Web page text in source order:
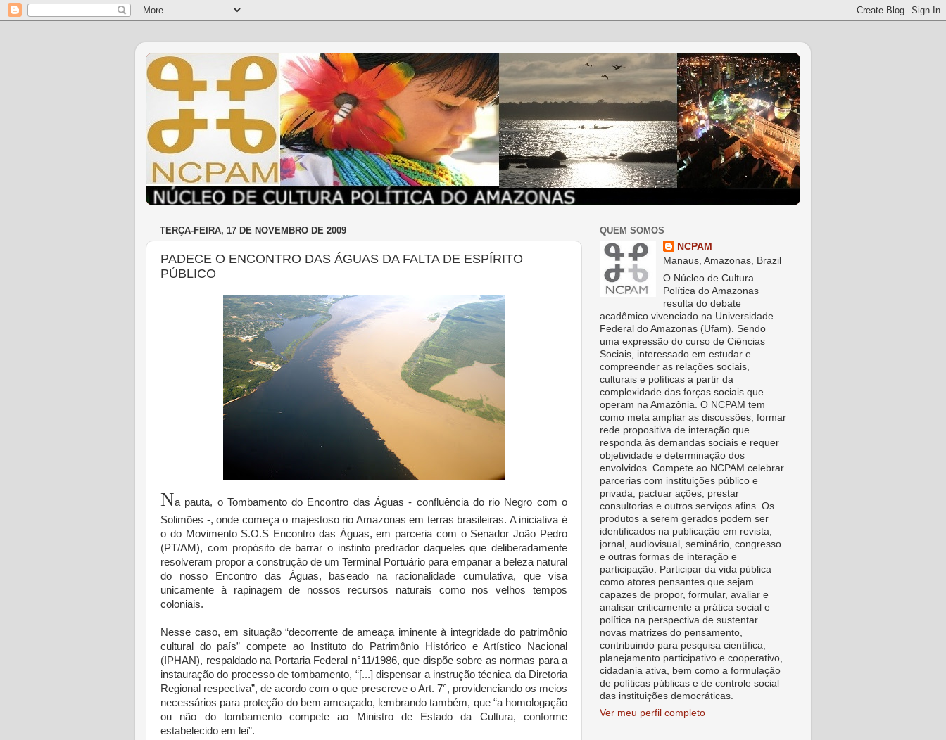
TERÇA-FEIRA, 17 DE NOVEMBRO DE 2009
PADECE O ENCONTRO DAS ÁGUAS DA FALTA DE ESPÍRITO
PÚBLICO
Na pauta, o Tombamento do Encontro das Águas - confluência do rio Negro com o
Solimões -, onde começa o majestoso rio Amazonas em terras brasileiras. A iniciativa é
o do Movimento S.O.S Encontro das Águas, em parceria com o Senador João Pedro
(PT/AM), com propósito de barrar o instinto predrador daqueles que deliberadamente
resolveram propor a construção de um Terminal Portuário para empanar a beleza natural
do nosso Encontro das Águas, baseado na racionalidade cumulativa, que visa
unicamente à rapinagem de nossos recursos naturais como nos velhos tempos
coloniais.
Nesse caso, em situação “decorrente de ameaça iminente à integridade do patrimônio
cultural do país” compete ao Instituto do Patrimônio Histórico e Artístico Nacional
(IPHAN), respaldado na Portaria Federal n°11/1986, que dispõe sobre as normas para a
instauração do processo de tombamento, “[...] dispensar a instrução técnica da Diretoria
Regional respectiva”, de acordo com o que prescreve o Art. 7°, providenciando os meios
necessários para proteção do bem ameaçado, lembrando também, que “a homologação
ou não do tombamento compete ao Ministro de Estado da Cultura, conforme
estabelecido em lei”.
QUEM SOMOS
NCPAM
Manaus, Amazonas, Brazil
O Núcleo de Cultura
Política do Amazonas
resulta do debate
acadêmico vivenciado na Universidade
Federal do Amazonas (Ufam). Sendo
uma expressão do curso de Ciências
Sociais, interessado em estudar e
compreender as relações sociais,
culturais e políticas a partir da
complexidade das forças sociais que
operam na Amazônia. O NCPAM tem
como meta ampliar as discussões, formar
rede propositiva de interação que
responda às demandas sociais e requer
objetividade e determinação dos
envolvidos. Compete ao NCPAM celebrar
parcerias com instituições público e
privada, pactuar ações, prestar
consultorias e outros serviços afins. Os
produtos a serem gerados podem ser
identificados na publicação em revista,
jornal, audiovisual, seminário, congresso
e outras formas de interação e
participação. Participar da vida pública
como atores pensantes que sejam
capazes de propor, formular, avaliar e
analisar criticamente a prática social e
política na perspectiva de sustentar
novas matrizes do pensamento,
contribuindo para pesquisa científica,
planejamento participativo e cooperativo,
cidadania ativa, bem como a formulação
de políticas públicas e de controle social
das instituições democráticas.
Ver meu perfil completo